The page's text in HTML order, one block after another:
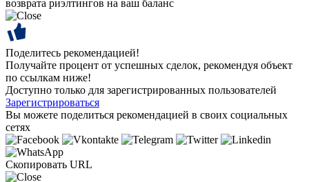
возврата риэлтингов на ваш баланс
Поделитесь рекомендацией!
Получайте процент от успешных сделок, рекомендуя объект
по ссылкам ниже!
Доступно только для зарегистрированных пользователей
Зарегистрироваться
Вы можете поделиться рекомендацией в своих социальных
сетях
Скопировать URL